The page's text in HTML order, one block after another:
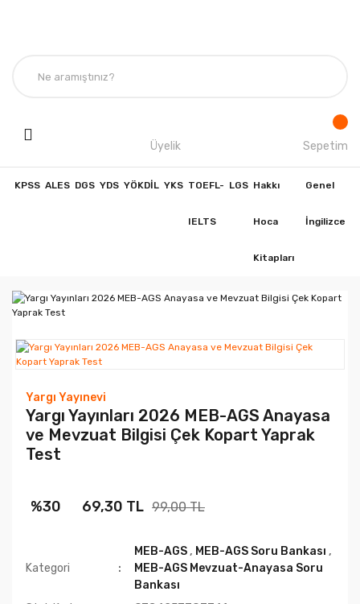
Üyelik Sepetim
KPSS ALES DGS YDS YÖKDİL YKS TOEFL-
IELTS
LGS Hakkı
Hoca
Kitapları
Genel
İngilizce
Yargı Yayınevi
Yargı Yayınları 2026 MEB-AGS Anayasa
ve Mevzuat Bilgisi Çek Kopart Yaprak
Test
%30 69,30 TL 99,00 TL
Kategori
MEB-AGS, MEB-AGS Soru Bankası ,
MEB-AGS Mevzuat-Anayasa Soru
Bankası